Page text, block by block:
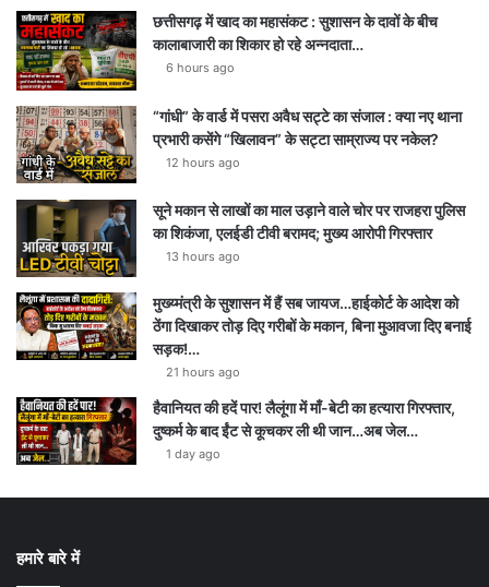
छत्तीसगढ़ में खाद का महासंकट : सुशासन के दावों के बीच
कालाबाजारी का शिकार हो रहे अन्नदाता…
6 hours ago
“गांधी” के वार्ड में पसरा अवैध सट्टे का संजाल : क्या नए थाना
प्रभारी कसेंगे “खिलावन” के सट्टा साम्राज्य पर नकेल?
12 hours ago
सूने मकान से लाखों का माल उड़ाने वाले चोर पर राजहरा पुलिस
का शिकंजा, एलईडी टीवी बरामद; मुख्य आरोपी गिरफ्तार
13 hours ago
मुख्य्मंत्री के सुशासन में हैं सब जायज…हाईकोर्ट के आदेश को
ठेंगा दिखाकर तोड़ दिए गरीबों के मकान, बिना मुआवजा दिए बनाई
सड़क!…
21 hours ago
हैवानियत की हदें पार! लैलूंगा में माँ-बेटी का हत्यारा गिरफ्तार,
दुष्कर्म के बाद ईंट से कूचकर ली थी जान…अब जेल…
1 day ago
हमारे बारे में